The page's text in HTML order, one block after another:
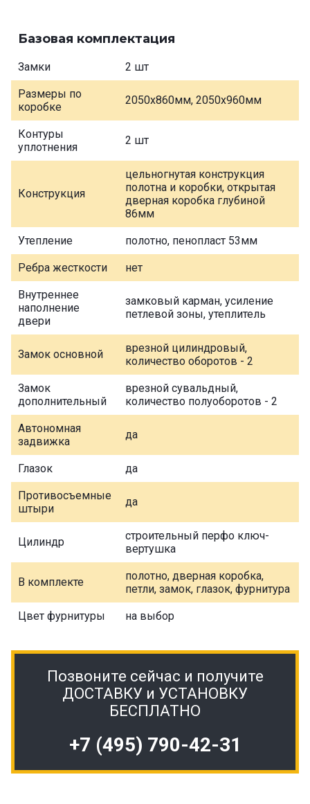
Базовая комплектация
Замки 2 шт
Размеры по
коробке
2050х860мм, 2050х960мм
Контуры
уплотнения
2 шт
Конструкция
цельногнутая конструкция
полотна и коробки, открытая
дверная коробка глубиной
86мм
Утепление полотно, пенопласт 53мм
Ребра жесткости нет
Внутреннее
наполнение
двери
замковый карман, усиление
петлевой зоны, утеплитель
Замок основной
врезной цилиндровый,
количество оборотов - 2
Замок
дополнительный
врезной сувальдный,
количество полуоборотов - 2
Автономная
задвижка
да
Глазок да
Противосъемные
штыри
да
Цилиндр
строительный перфо ключ-
вертушка
В комплекте
полотно, дверная коробка,
петли, замок, глазок, фурнитура
Цвет фурнитуры на выбор
Позвоните сейчас и получите
ДОСТАВКУ и УСТАНОВКУ
БЕСПЛАТНО
+7 (495) 790-42-31